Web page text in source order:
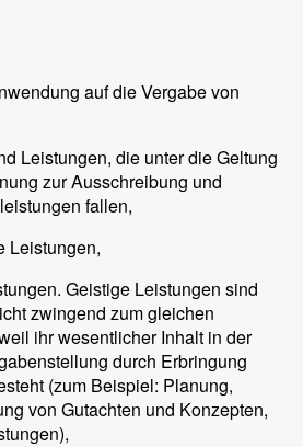
auf die Vergabe von
Leistungen, die unter die Geltung
zur Ausschreibung und
fallen,
Leistungen,
Geistige Leistungen sind
zwingend zum gleichen
ihr wesentlicher Inhalt in der
durch Erbringung
(zum Beispiel: Planung,
von Gutachten und Konzepten,